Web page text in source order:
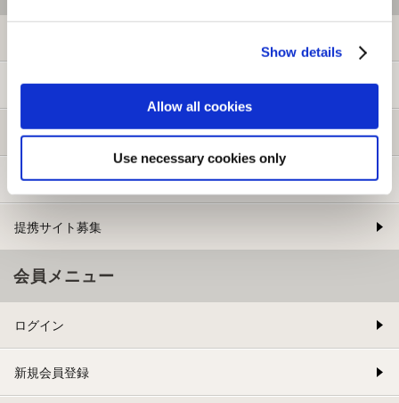
Show details
Allow all cookies
Use necessary cookies only
ご利用ガイド
よくある質問
お問い合わせ
提携サイト募集
会員メニュー
ログイン
新規会員登録